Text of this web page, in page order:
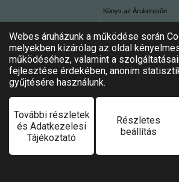
Könyv az Árukeresőn
Minden jog fenntartva!
Felhasználási feltételek